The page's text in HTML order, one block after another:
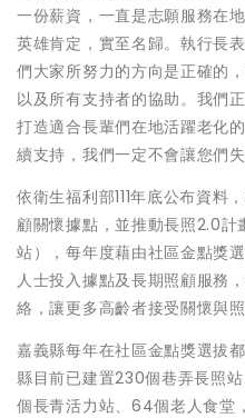
一份薪資，一直是志願服務在
英雄肯定，實至名歸。執行長
們大家所努力的方向是正確的
以及所有支持者的協助。我們
打造適合長輩們在地活躍老化
續支持，我們一定不會讓您們失
依衛生福利部111年底公布資
顧關懷據點，並推動長照2.0
站），每年度藉由社區金點獎
人士投入據點及長期照顧服務
絡，讓更多高齡者接受關懷與照
嘉義縣每年在社區金點獎選拔
縣目前已建置230個巷弄長照
個長青活力站、64個老人食堂